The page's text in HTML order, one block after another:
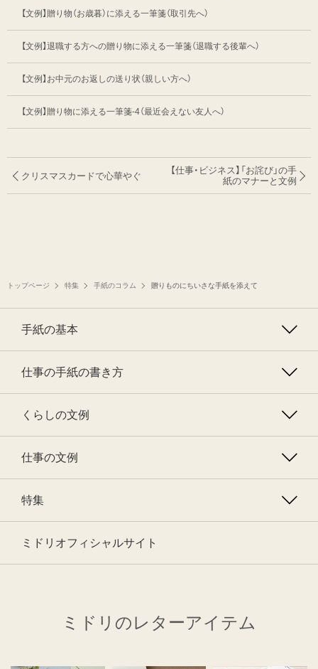
【文例】贈り物（お歳暮）に添える一筆箋（取引先へ）
【文例】退職する方への贈り物に添える一筆箋（退職する後輩へ）
【文例】お中元のお返しの送り状（親しい方へ）
【文例】贈り物に添える一筆箋-4（最近会えない友人へ）
クリスマスカードで心華やぐ
【仕事・ビジネス】「お詫び」の手
紙のマナーと文例
トップページ 特集 手紙のコラム 贈りものにちいさな手紙を添えて
手紙の基本
仕事の手紙の書き方
くらしの文例
仕事の文例
特集
ミドリオフィシャルサイト
ミドリのレターアイテム